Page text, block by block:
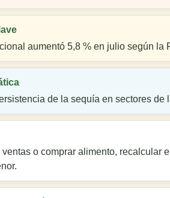
aumentó 5,8 % en julio según
de la sequía en sectores
o comprar alimento, recalcular